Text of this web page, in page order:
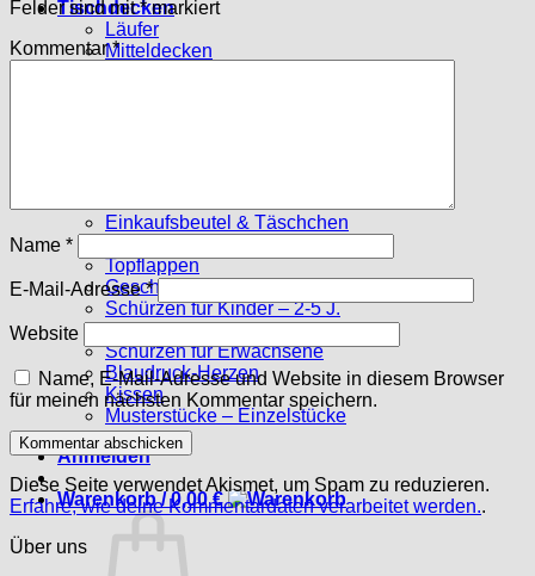
Tischdecken
Läufer
Mitteldecken
Einkaufsbeutel & Täschchen
Topflappen
Geschirrtücher
Schürzen für Kinder – 2-5 J.
Schürzen f. Kinder – ab 6 J.
Schürzen für Erwachsene
Blaudruck-Herzen
Kissen
Musterstücke – Einzelstücke
Anmelden
Warenkorb /0,00€
Felder sind mit*markiert
Kommentar*
Name *
E-Mail-Adresse*
Website
Name, E-Mail-Adresse und Website in diesem Browser
für meinen nächsten Kommentar speichern.
Diese Seite verwendet Akismet, um Spam zu reduzieren.
Erfahre, wie deine Kommentardaten verarbeitet werden..
Über uns